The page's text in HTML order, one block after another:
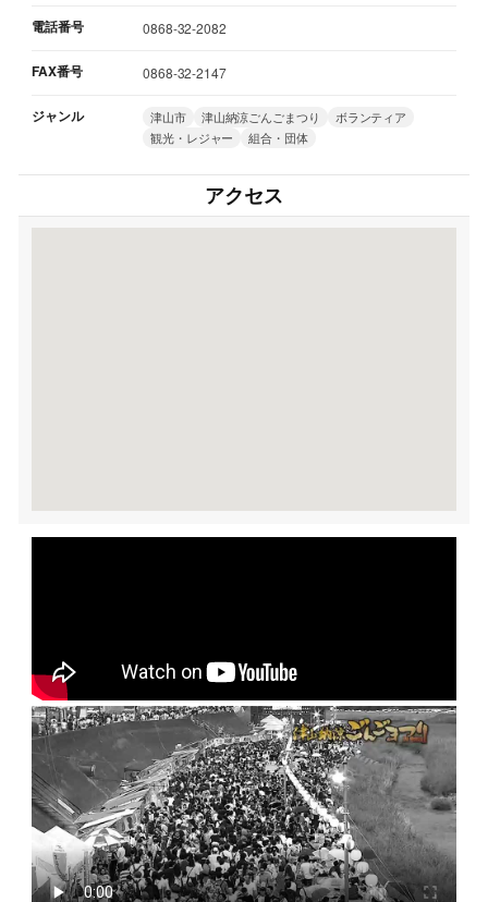
電話番号 0868-32-2082
FAX番号 0868-32-2147
ジャンル 津山市 津山納涼ごんごまつり
ボランティア
観光・レジャー
組合・団体
アクセス